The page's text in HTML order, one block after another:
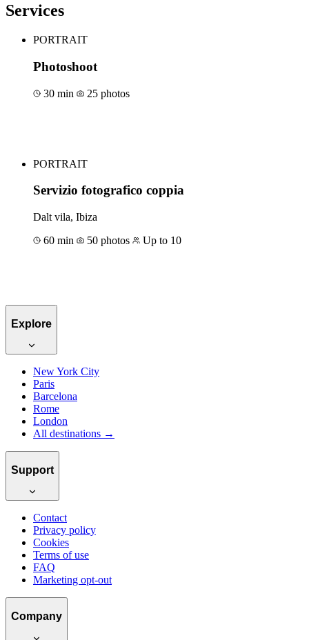
Services
PORTRAIT
Photoshoot
30 min 25 photos
PORTRAIT
Servizio fotografico coppia
Dalt vila, Ibiza
60 min
50 photos Up to 10
Explore
New York City
Paris
Barcelona
Rome
London
All destinations →
Support
Contact
Privacy policy
Cookies
Terms of use
FAQ
Marketing opt-out
Company